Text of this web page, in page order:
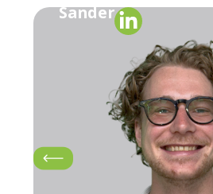
Sander